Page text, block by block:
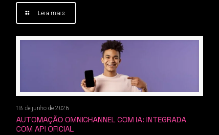
Leia mais
18 de junho de 2026
AUTOMAÇÃO OMNICHANNEL COM IA: INTEGRADA
COM API OFICIAL